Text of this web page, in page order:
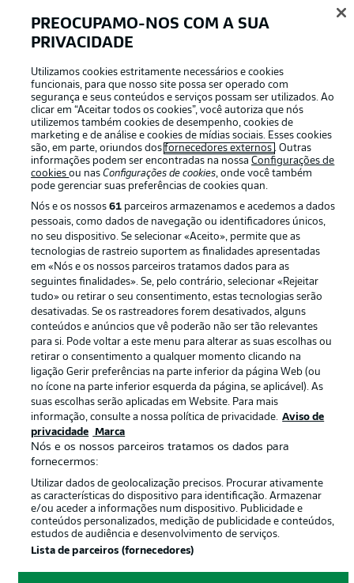
Gerir preferências Aviso de privacidade
Termos de uso Trabalhe conosco
Marca Contato
Jogadores
© 2026 Bundesliga-Gruppe GmbH
Escolha seu idioma
Português
PREOCUPAMO-NOS COM A SUA
PRIVACIDADE
Utilizamos cookies estritamente necessários e cookies
funcionais, para que nosso site possa ser operado com
segurança e seus conteúdos e serviços possam ser utilizados. Ao
clicar em “Aceitar todos os cookies”, você autoriza que nós
utilizemos também cookies de desempenho, cookies de
marketing e de análise e cookies de mídias sociais. Esses cookies
são, em parte, oriundos dosfornecedores externos . Outras
informações podem ser encontradas na nossaConfigurações de
cookiesou nasConfigurações de cookies, onde você também
pode gerenciar suas preferências de cookies quan.
Nós e os nossos61 parceiros armazenamos e acedemos a dados
pessoais, como dados de navegação ou identificadores únicos,
no seu dispositivo. Se selecionar «Aceito», permite que as
tecnologias de rastreio suportem as finalidades apresentadas
em «Nós e os nossos parceiros tratamos dados para as
seguintes finalidades». Se, pelo contrário, selecionar «Rejeitar
tudo» ou retirar o seu consentimento, estas tecnologias serão
desativadas. Se os rastreadores forem desativados, alguns
conteúdos e anúncios que vê poderão não ser tão relevantes
para si. Pode voltar a este menu para alterar as suas escolhas ou
retirar o consentimento a qualquer momento clicando na
ligação Gerir preferências na parte inferior da página Web (ou
no ícone na parte inferior esquerda da página, se aplicável). As
suas escolhas serão aplicadas em Website. Para mais
informação, consulte a nossa política de privacidade. Aviso de
privacidade
Marca
Nós e os nossos parceiros tratamos os dados para
fornecermos:
Utilizar dados de geolocalização precisos. Procurar ativamente
as características do dispositivo para identificação. Armazenar
e/ou aceder a informações num dispositivo. Publicidade e
conteúdos personalizados, medição de publicidade e conteúdos,
estudos de audiência e desenvolvimento de serviços.
Lista de parceiros (fornecedores)